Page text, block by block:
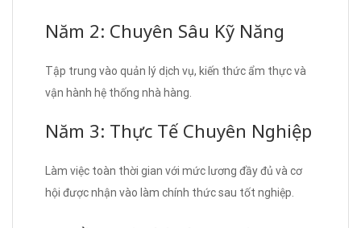
Năm 2: Chuyên Sâu Kỹ Năng
Tập trung vào quản lý dịch vụ, kiến thức ẩm thực và
vận hành hệ thống nhà hàng.
Năm 3: Thực Tế Chuyên Nghiệp
Làm việc toàn thời gian với mức lương đầy đủ và cơ
hội được nhận vào làm chính thức sau tốt nghiệp.